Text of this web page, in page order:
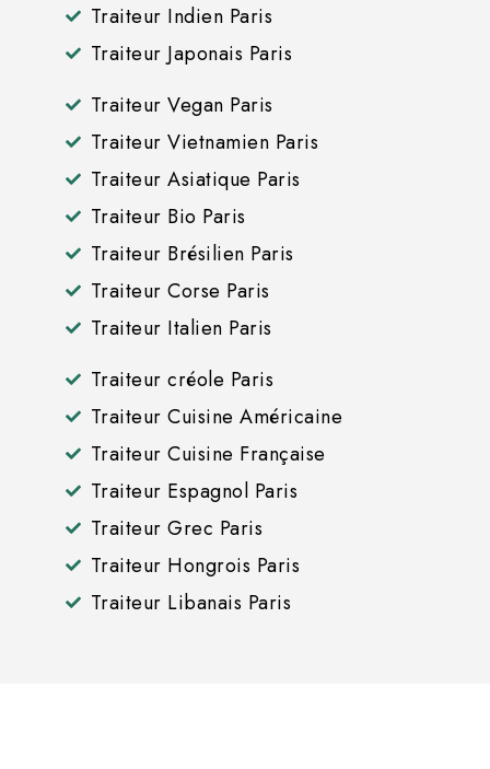
Traiteur Indien Paris
Traiteur Japonais Paris
Traiteur Vegan Paris
Traiteur Vietnamien Paris
Traiteur Asiatique Paris
Traiteur Bio Paris
Traiteur Brésilien Paris
Traiteur Corse Paris
Traiteur Italien Paris
Traiteur créole Paris
Traiteur Cuisine Américaine
Traiteur Cuisine Française
Traiteur Espagnol Paris
Traiteur Grec Paris
Traiteur Hongrois Paris
Traiteur Libanais Paris